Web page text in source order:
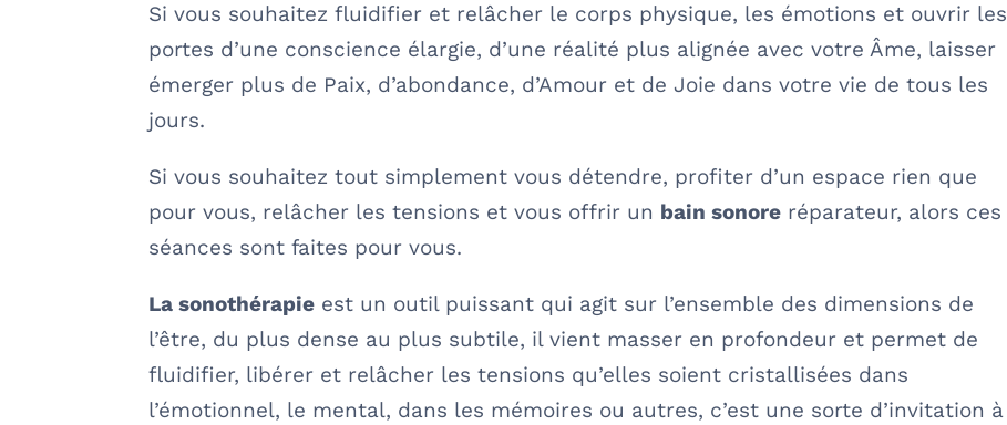
Si vous souhaitez fluidifier et relâcher le corps physique, les émotions et ouvrir les
portes d’une conscience élargie, d’une réalité plus alignée avec votre Âme, laisser
émerger plus de Paix, d’abondance, d’Amour et de Joie dans votre vie de tous les
jours.
Si vous souhaitez tout simplement vous détendre, profiter d’un espace rien que
pour vous, relâcher les tensions et vous offrir un bain sonore réparateur, alors ces
séances sont faites pour vous.
La sonothérapie est un outil puissant qui agit sur l’ensemble des dimensions de
l’être, du plus dense au plus subtile, il vient masser en profondeur et permet de
fluidifier, libérer et relâcher les tensions qu’elles soient cristallisées dans
l’émotionnel, le mental, dans les mémoires ou autres, c’est une sorte d’invitation à